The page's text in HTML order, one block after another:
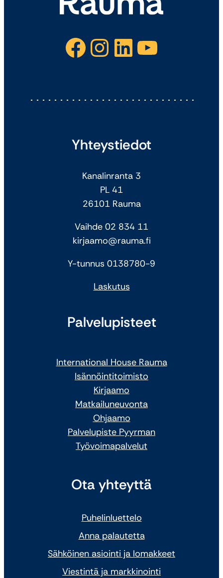
Facebook Instagram LinkedIn YouTube
Yhteystiedot
Kanalinranta 3
PL 41
26101 Rauma
Vaihde 02 834 11
kirjaamo@rauma.fi
Y-tunnus 0138780-9
Laskutus
Palvelupisteet
International House Rauma
Isännöintitoimisto
Kirjaamo
Matkailuneuvonta
Ohjaamo
Palvelupiste Pyyrman
Työvoimapalvelut
Ota yhteyttä
Puhelinluettelo
Anna palautetta
Sähköinen asiointi ja lomakkeet
Viestintä ja markkinointi